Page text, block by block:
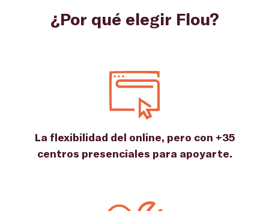
¿Por qué elegir Flou?
La flexibilidad del online, pero con +35
centros presenciales para apoyarte.